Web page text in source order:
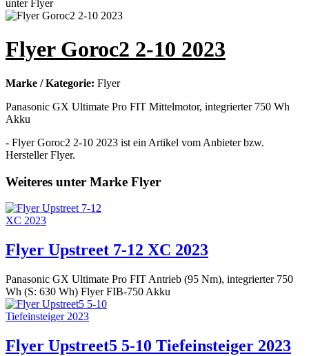
Flyer Goroc2 2-10 2023
Marke / Kategorie: Flyer
Panasonic GX Ultimate Pro FIT Mittelmotor, integrierter 750 Wh
Akku
- Flyer Goroc2 2-10 2023 ist ein Artikel vom Anbieter bzw.
Hersteller Flyer.
Weiteres unter Marke Flyer
Flyer Upstreet 7-12 XC 2023
Panasonic GX Ultimate Pro FIT Antrieb (95 Nm), integrierter 750
Wh (S: 630 Wh) Flyer FIB-750 Akku
Flyer Upstreet5 5-10 Tiefeinsteiger 2023